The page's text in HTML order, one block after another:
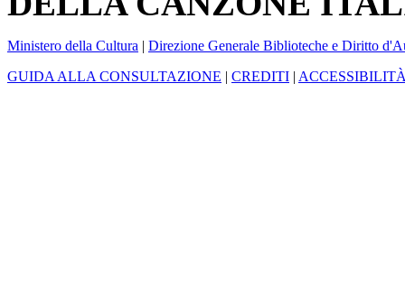
Ministero della Cultura | Direzione Generale Biblioteche e Diritto
GUIDA ALLA CONSULTAZIONE | CREDITI |